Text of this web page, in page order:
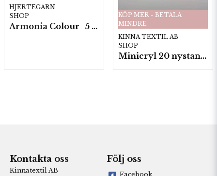
HJERTEGARN
SHOP
Armonia Colour- 5 härv/fp. a100 g.
KÖP MER - BETALA
MINDRE
KINNA TEXTIL AB
SHOP
Minicryl 20 nystan a25g./fp.
Kontakta oss
Kinnatextil AB
Följ oss